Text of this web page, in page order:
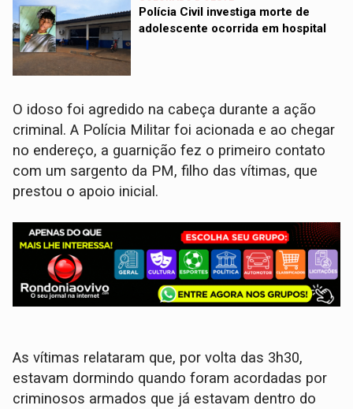
Polícia Civil investiga morte de
adolescente ocorrida em hospital
O idoso foi agredido na cabeça durante a ação
criminal. ​A Polícia Militar foi acionada e ao chegar
no endereço, a guarnição fez o primeiro contato
com um sargento da PM, filho das vítimas, que
prestou o apoio inicial.
​As vítimas relataram que, por volta das 3h30,
estavam dormindo quando foram acordadas por
criminosos armados que já estavam dentro do